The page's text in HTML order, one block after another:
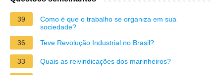
39
Como é que o trabalho se organiza em sua
sociedade?
36
Teve Revolução Industrial no Brasil?
33 Quais as reivindicações dos marinheiros?